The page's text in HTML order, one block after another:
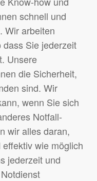
schnell und
Wir arbeiten
Sie jederzeit
Unsere
die Sicherheit,
sind. Wir
wenn Sie sich
Notfall-
wir alles daran,
wie möglich
jederzeit und